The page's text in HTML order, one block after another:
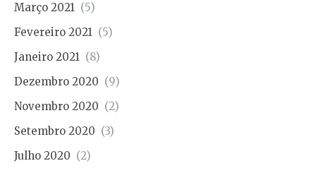
Março 2021 (5)
Fevereiro 2021 (5)
Janeiro 2021 (8)
Dezembro 2020 (9)
Novembro 2020 (2)
Setembro 2020 (3)
Julho 2020 (2)